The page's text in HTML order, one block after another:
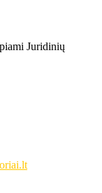
Juridinių